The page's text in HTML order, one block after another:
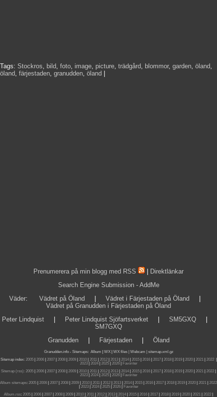
Tags: Stockros, bild, foto, image, picture, trädgård, blommor, garden, öland,
öland, färjestaden, granudden, öland
Prenumerera på min blogg med RSS
Direktlänkar
Search Engine Submission - AddMe
Väder: Vädret på Öland Vädret i Färjestaden på Öland
Vädret på Granudden i Färjestaden på Öland
Peter Lindquist
Peter Lindquist Sjöfartsverket SM5GXQ
SM7GXQ
Granudden| Färjestaden| Öland
Granudden.info- Sitemaps: Album WX WX files | Webcam |
sitemap.xml.gz
Sitemap index: 2005| 2006| 2007| 2008| 2009| 2010| 2011| 2012| 2013| 2014| 2015| 2016| 2017| 2018| 2019| 2020| 2021| 2022|
2023| 2024| 2025| 2026|
Favoriter
Sitemap (rss): 2005 2006 2007 2008 2009 2010 2011 2012 2013 2014 2015 2016 2017 2018 2019 2020 2021 2022
2023| 2024| 2025| 2026|
Favoriter
Album sitemaps: 2005 2006 2007 2008 2009 2010 2011 2012 2013 2014 2015 2016 2017 2018 2019 2020 2021
2022
2023| 2024| 2025| 2026|
Favoriter
Album.rss: 2005 2006 2007 2008 2009 2010 2011 2012 2013 2014 2015 2016 2017 2018 2019 2020 2021 2022